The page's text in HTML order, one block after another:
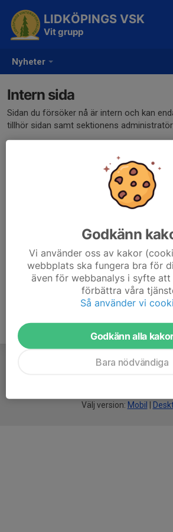
Nyheter
LIDKÖPINGS VSK
Vit grupp
Intern sida
Sidan du försöker nå är intern och kan
tillhör sidan samt sektionens
Välj version: Mobil
Godkänn
Vi använder oss av kakor
webbplats ska fungera bra för
även för webbanalys i syfte
förbättra våra
Så använder vi
Godkänn alla
Bara nödvändiga